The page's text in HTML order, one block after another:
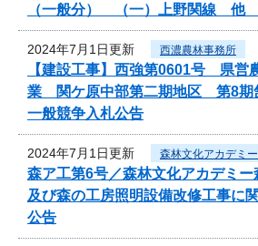
（一般分） （一）上野関線 他
2024年7月1日更新 西濃農林事務所
【建設工事】西強第0601号 県営
業 関ケ原中部第二期地区 第8期
一般競争入札公告
2024年7月1日更新 森林文化アカデミー
森ア工第6号／森林文化アカデミ
及び森の工房照明設備改修工事に
公告